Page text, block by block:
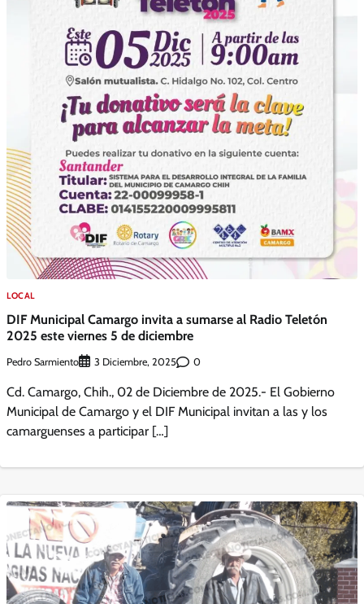
LOCAL
DIF Municipal Camargo invita a sumarse al Radio Teletón
2025 este viernes 5 de diciembre
Pedro Sarmiento 3 Diciembre, 2025 0
Cd. Camargo, Chih., 02 de Diciembre de 2025.- El Gobierno
Municipal de Camargo y el DIF Municipal invitan a las y los
camarguenses a participar […]